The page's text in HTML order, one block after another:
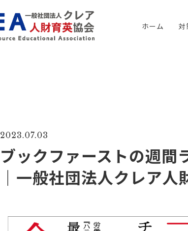
ホーム 対
2023.07.03
ブックファーストの週間
｜一般社団法人クレア人